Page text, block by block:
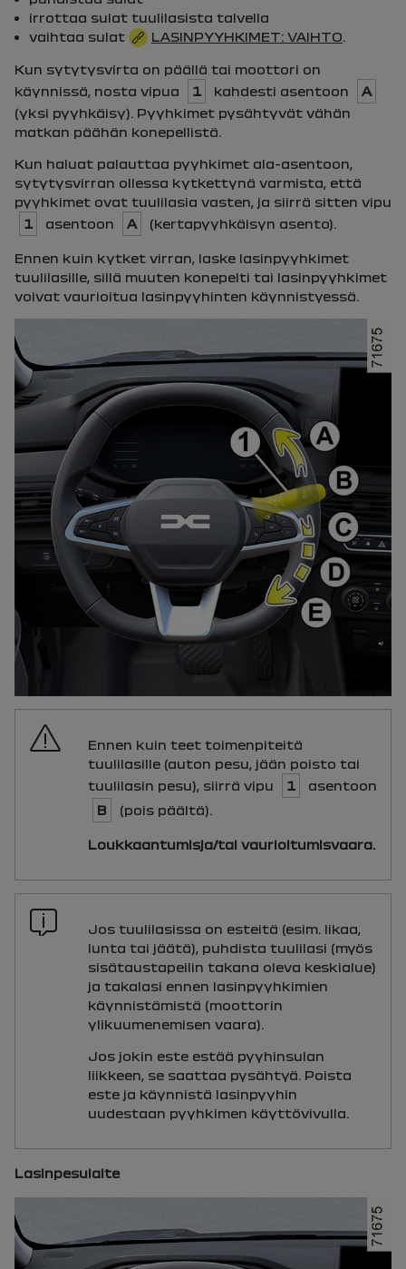
irrottaa sulat tuulilasista talvella
vaihtaa sulat
LASINPYYHKIMET: VAIHTO
Kun sytytysvirta on päällä tai moottori on
käynnissä, nosta vipua
1 kahdesti asentoon
A
(yksi pyyhkäisy). Pyyhkimet pysähtyvät vähän
matkan päähän konepellistä.
Kun haluat palauttaa pyyhkimet ala-asentoon,
sytytysvirran ollessa kytkettynä varmista, että
pyyhkimet ovat tuulilasia vasten, ja siirrä sitten vipu
1
asentoon A (kertapyyhkäisyn asento).
Ennen kuin kytket virran, laske lasinpyyhkimet
tuulilasille, sillä muuten konepelti tai lasinpyyhkimet
voivat vaurioitua lasinpyyhinten käynnistyessä.
Ennen kuin teet toimenpiteitä
tuulilasille (auton pesu, jään poisto tai
tuulilasin pesu), siirrä vipu
1
asentoon
B
(pois päältä).
Loukkaantumisja/tai vaurioitumisvaara.
Jos tuulilasissa on esteitä (esim. likaa,
lunta tai jäätä), puhdista tuulilasi (myös
sisätaustapeilin takana oleva keskialue)
ja takalasi ennen lasinpyyhkimien
käynnistämistä (moottorin
ylikuumenemisen vaara).
Jos jokin este estää pyyhinsulan
liikkeen, se saattaa pysähtyä. Poista
este ja käynnistä lasinpyyhin
uudestaan pyyhkimen käyttövivulla.
Lasinpesulaite